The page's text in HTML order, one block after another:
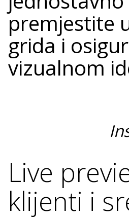
premjestite
grida i
vizualnom
Live
klijenti i